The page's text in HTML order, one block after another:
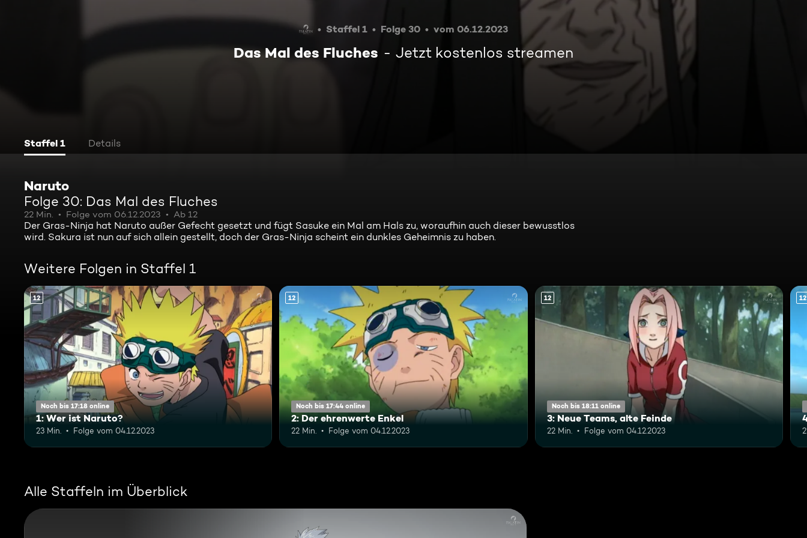
Staffel 1 Folge 30 vom 06.12.2023
Das Mal des Fluches Jetzt kostenlos streamen
Staffel 1 Details
Naruto
Folge 30: Das Mal des Fluches
22 Min. Folge vom 06.12.2023 Ab 12
Der Gras-Ninja hat Naruto außer Gefecht gesetzt und fügt Sasuke ein Mal am Hals zu, woraufhin auch dieser bewusstlos
wird. Sakura ist nun auf sich allein gestellt, doch der Gras-Ninja scheint ein dunkles Geheimnis zu haben.
Weitere Folgen in Staffel 1
12
Noch bis 17:18 online
1: Wer ist Naruto?
23 Min. Folge vom 04.12.2023
12
Noch bis 17:44 online
2: Der ehrenwerte Enkel
22 Min. Folge vom 04.12.2023
12
Noch bis 18:11 online
3: Neue Teams, alte Feinde
22 Min. Folge vom 04.12.2023
12
Alle Staffeln im Überblick